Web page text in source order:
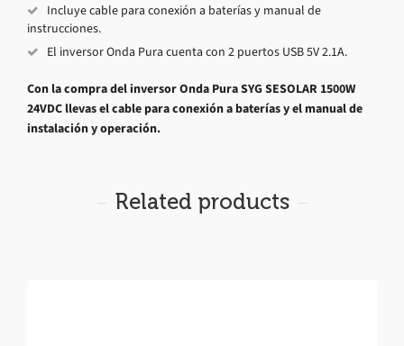
Incluye cable para conexión a baterías y manual de
instrucciones.
El inversor Onda Pura cuenta con 2 puertos USB 5V 2.1A.
Con la compra del inversor Onda Pura SYG SESOLAR 1500W
24VDC llevas el cable para conexión a baterías y el manual de
instalación y operación.
Related products